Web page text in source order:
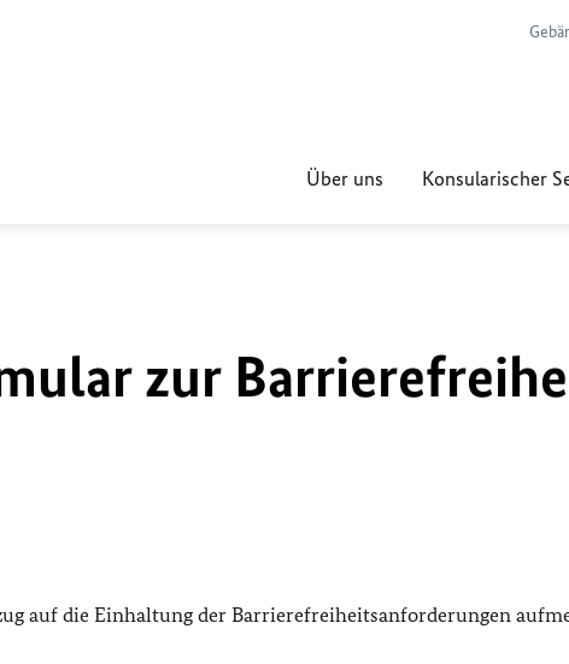
Über uns Konsularischer
zur
auf die Einhaltung der Barrierefreiheitsanforderungen